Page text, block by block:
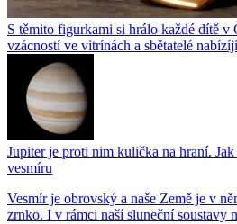
S těmito figurkami si hrálo každé dítě v
vzácností ve vitrínách a sbětatelé
Jupiter je proti nim kulička na hraní.
vesmíru
Vesmír je obrovský a naše Země je v
zrnko. I v rámci naší sluneční soustavy